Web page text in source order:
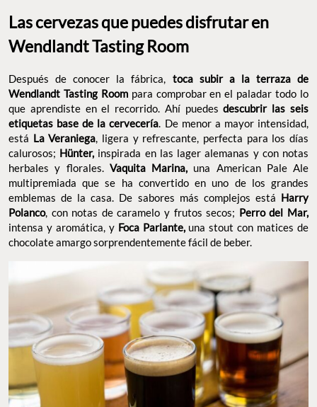
está La Veraniega, ligera y refrescante, perfecta para los días
calurosos;
Hünter,inspirada en las lager alemanas y con notas
herbales y florales.Vaquita Marina,una American Pale Ale
emblemas de la casa. De sabores más complejos estáHarry
Polanco, con notas de caramelo y frutos secos;Perro del Mar,
intensa y aromática, yFoca Parlante,una stout con matices de
chocolate amargo sorprendentemente fácil de beber.
PUEDES HACER UNA CATA DE TODAS LAS CERVEZAS. FOTO: WENDLANDT
CERVECERÍA
Además,el menú incluye platillos para maridar las cervezas
comotiraditos, ceviche de ceniza o atún spicy,perfectos para
compartir. Y entonces entiendes que
el encanto de Wendlandt